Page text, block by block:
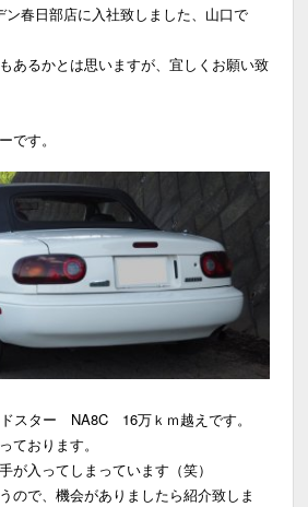
ン春日部店に入社致しました、山口で
あるかとは思いますが、宜しくお願い致
です。
スター NA8C 16万ｋｍ越えです。
ております。
が入ってしまっています（笑）
ので、機会がありましたら紹介致しま